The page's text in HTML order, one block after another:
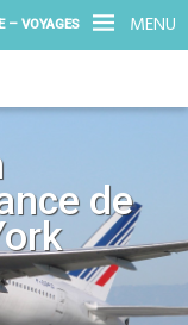
MENU
– VOYAGES
de